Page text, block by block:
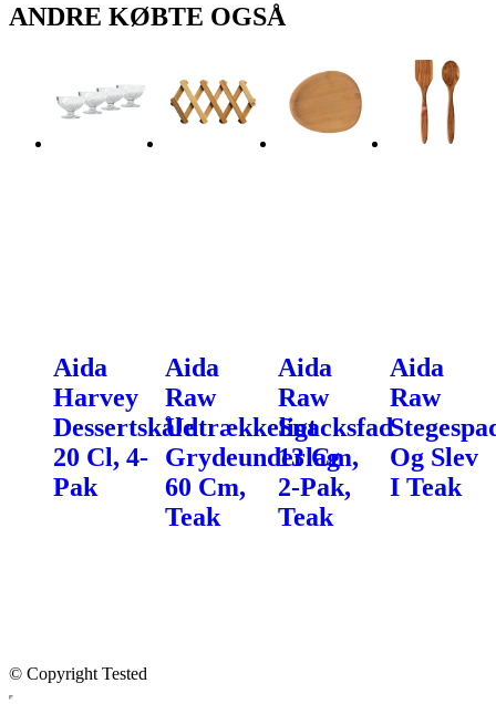
ANDRE KØBTE OGSÅ
Aida
Harvey
Dessertskåle
20 Cl, 4-
Pak
Aida
Raw
Udtrækkeligt
Grydeunderlag
60 Cm,
Teak
Aida
Raw
Snacksfad
13 Cm,
2-Pak,
Teak
Aida
Raw
Og Slev
I Teak
© Copyright Tested